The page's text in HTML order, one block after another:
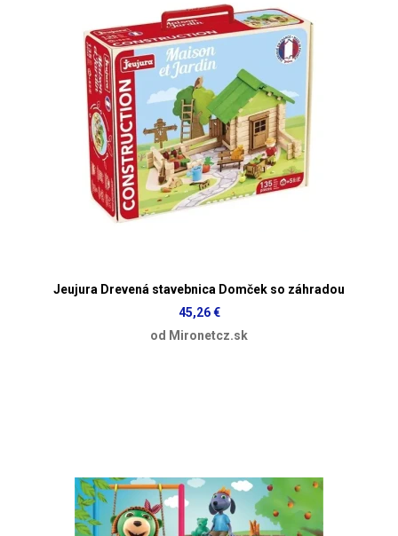
Jeujura Drevená stavebnica Domček so záhradou
45,26 €
od Mironetcz.sk